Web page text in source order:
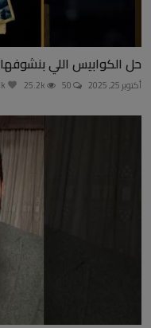
حل الكوابيس اللي بنشوفها
أكتوبر 25, 2025